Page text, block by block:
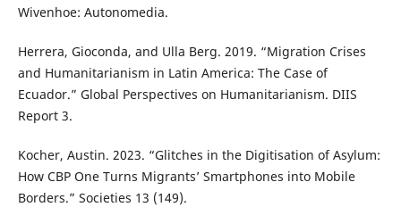
Wivenhoe: Autonomedia.
Herrera, Gioconda, and Ulla Berg. 2019. “Migration Crises
and Humanitarianism in Latin America: The Case of
Ecuador.” Global Perspectives on Humanitarianism. DIIS
Report 3.
Kocher, Austin. 2023. “Glitches in the Digitisation of Asylum:
How CBP One Turns Migrants’ Smartphones into Mobile
Borders.” Societies 13 (149).